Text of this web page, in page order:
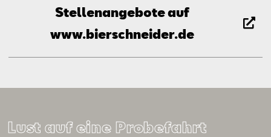
Mail schreiben Anrufen
Stellenangebote auf
www.bierschneider.de
Lust auf eine Probefahrt